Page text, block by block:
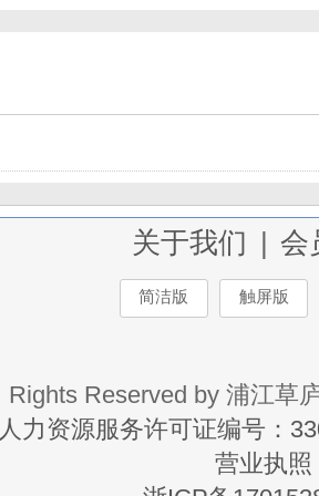
关于我们 | 会
简洁版 触屏版
Rights Reserved by 浦江草
人力资源服务许可证编号：
营业执照